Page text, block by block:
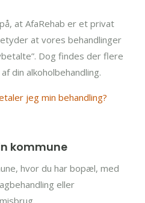
at AfaRehab er et privat
at vores behandlinger
Dog findes der flere
din alkoholbehandling.
jeg min behandling?
kommune
hvor du har bopæl, med
eller